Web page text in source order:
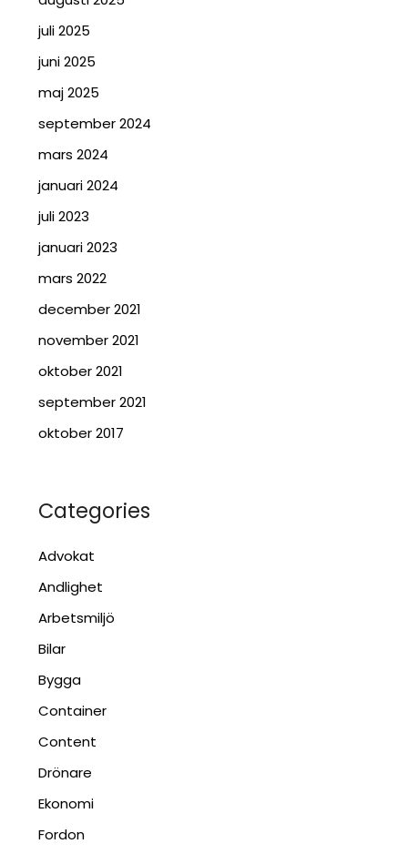
juli 2025
juni 2025
maj 2025
september 2024
mars 2024
januari 2024
juli 2023
januari 2023
mars 2022
december 2021
november 2021
oktober 2021
september 2021
oktober 2017
Categories
Advokat
Andlighet
Arbetsmiljö
Bilar
Bygga
Container
Content
Drönare
Ekonomi
Fordon